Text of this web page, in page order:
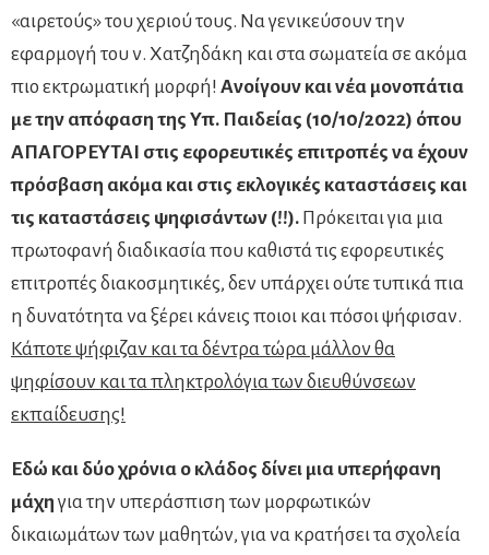
«αιρετούς» του χεριού τους. Να γενικεύσουν την
εφαρμογή του ν. Χατζηδάκη και στα σωματεία σε ακόμα
πιο εκτρωματική μορφή! Ανοίγουν και νέα μονοπάτια
με την απόφαση της Υπ. Παιδείας (10/10/2022) όπου
ΑΠΑΓΟΡΕΥΤΑΙ στις εφορευτικές επιτροπές να έχουν
πρόσβαση ακόμα και στις εκλογικές καταστάσεις και
τις καταστάσεις ψηφισάντων (!!). Πρόκειται για μια
πρωτοφανή διαδικασία που καθιστά τις εφορευτικές
επιτροπές διακοσμητικές, δεν υπάρχει ούτε τυπικά πια
η δυνατότητα να ξέρει κάνεις ποιοι και πόσοι ψήφισαν.
Κάποτε ψήφιζαν και τα δέντρα τώρα μάλλον θα
ψηφίσουν και τα πληκτρολόγια των διευθύνσεων
εκπαίδευσης!
Εδώ και δύο χρόνια ο κλάδος δίνει μια υπερήφανη
μάχη για την υπεράσπιση των μορφωτικών
δικαιωμάτων των μαθητών, για να κρατήσει τα σχολεία